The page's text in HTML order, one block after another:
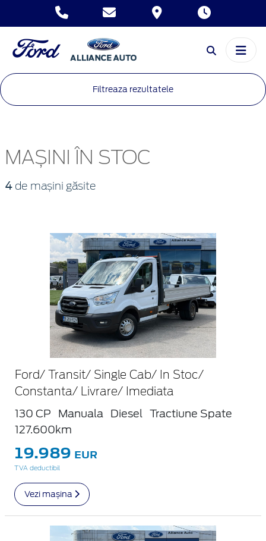
Filtreaza rezultatele
MAȘINI ÎN STOC
4 de mașini găsite
Ford/ Transit/ Single Cab/ In Stoc/
Constanta/ Livrare/ Imediata
130 CP Manuala Diesel
Tractiune Spate
127.600km
19.989 EUR
TVA deductibil
Vezi mașina